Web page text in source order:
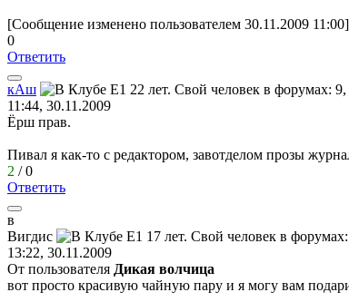
[Сообщение изменено пользователем 30.11.2009 11:00]
0
Ответить
кАш
11:44, 30.11.2009
Ёрш прав.
Пивал я как-то с редактором, завотделом прозы
2 /0
Ответить
в
Вигдис
13:22, 30.11.2009
От пользователя Дикая волчица
вот просто красивую чайную пару и я могу вам